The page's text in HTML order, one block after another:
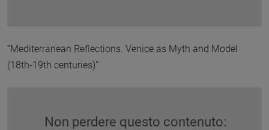
“Mediterranean Reflections. Venice as Myth and Model
(18th-19th centuries)”
Non perdere questo contenuto: